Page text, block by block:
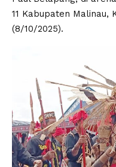
11 Kabupaten Malinau,
(8/10/2025).